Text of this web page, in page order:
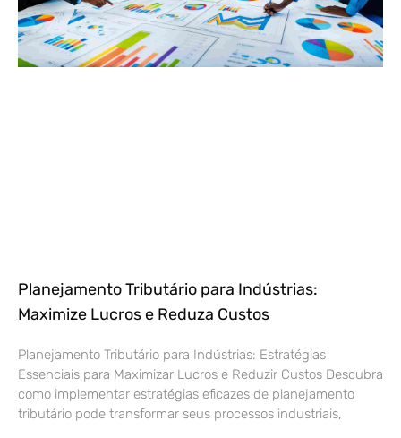
Planejamento Tributário para Indústrias:
Maximize Lucros e Reduza Custos
Planejamento Tributário para Indústrias: Estratégias
Essenciais para Maximizar Lucros e Reduzir Custos Descubra
como implementar estratégias eficazes de planejamento
tributário pode transformar seus processos industriais,